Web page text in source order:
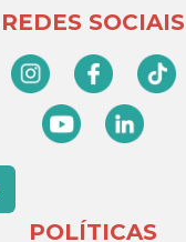
REDES SOCIAIS
POLÍTICAS